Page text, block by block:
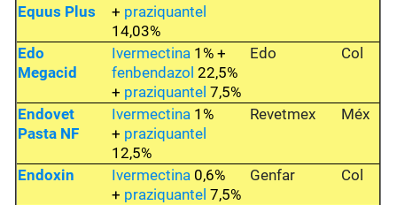
Equus Plus
+ praziquantel
14,03%
Edo
Megacid
Ivermectina 1% +
fenbendazol 22,5%
+ praziquantel 7,5%
Edo Col
Endovet
Pasta NF
Ivermectina 1%
+ praziquantel
12,5%
Revetmex Méx
Endoxin Ivermectina 0,6%
+ praziquantel 7,5%
Genfar Col